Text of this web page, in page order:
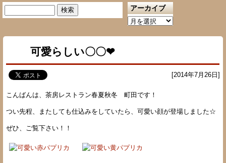
索:
アーカイブ
ア
可愛らしい〇〇❤
[2014年7月26日]
こんばんは、茶房レストラン春夏秋冬 町田です！
つい先程、またしても仕込みをしていたら、可愛い顔が登場しました☆
ぜひ、ご覧下さい！！